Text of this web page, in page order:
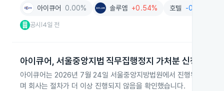
아이큐어 0.00% 솔루엠 +0.54% 호텔 -0.39%
공시 4일 전
아이큐어, 서울중앙지법 직무집행정지 가처분 신청 취하
아이큐어는 2026년 7월 24일 서울중앙지방법원에서 진행된 직무집
며 회사는 절차가 더 이상 진행되지 않음을 확인했습니다.